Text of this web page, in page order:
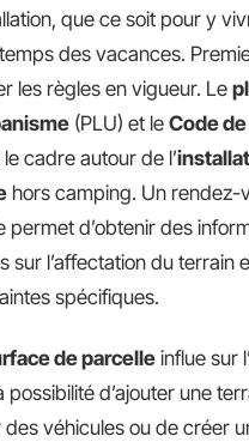
que ce soit pour y
des vacances.
les règles en vigueur. Le
(PLU) et le Code
cadre autour de l’
hors camping. Un rendez-
permet d’obtenir des
sur l’affectation du terrain
spécifiques.
de parcelle influe sur l’
possibilité d’ajouter une
véhicules ou de créer